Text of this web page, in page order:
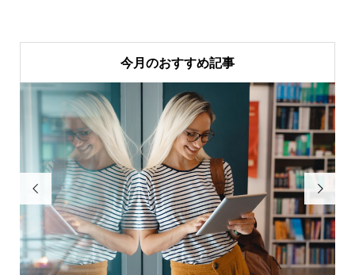
今月のおすすめ記事
 